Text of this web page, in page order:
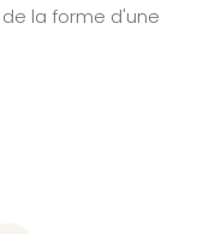
la forme d'une